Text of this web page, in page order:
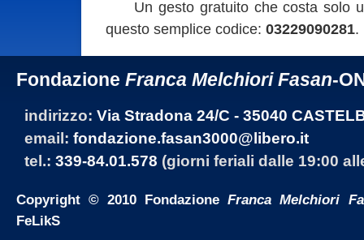
Un gesto gratuito che costa solo
questo semplice codice: 03229090281.
Fondazione Franca Melchiori Fasan-
indirizzo: Via Stradona 24/C - 35040
email: fondazione.fasan3000@libero.it
tel.: 339-84.01.578 (giorni feriali dalle 19:00
Copyright © 2010 FondazioneFranca Melchiori
FeLikS